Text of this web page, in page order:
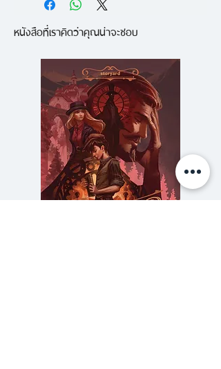
Duang ฉบับพิมพ์ใหม่ ซึ่งจะลด
ขนาดจากของเดิมลงมาเป้นขนาด
พ๊อคเก็ตบุ๊ค
หนังสือที่เราคิดว่าคุณน่าจะชอบ